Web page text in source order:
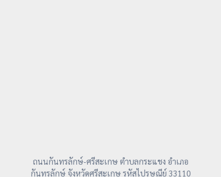
ถนนกันทรลักษ์-ศรีสะเกษ ตำบลกระแชง อำเภอ
กันทรลักษ์ จังหวัดศรีสะเกษ รหัสไปรษณีย์ 33110